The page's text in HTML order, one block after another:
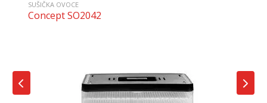
SUŠIČKA OVOCE
Concept SO2042